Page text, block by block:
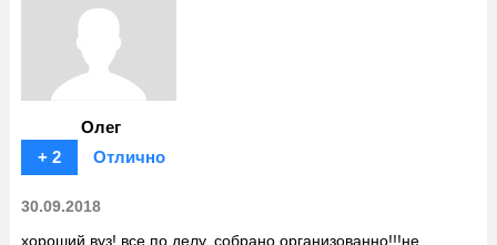
Олег
+ 2
Отлично
30.09.2018
хороший вуз! все по делу, собрано организованно!!!не